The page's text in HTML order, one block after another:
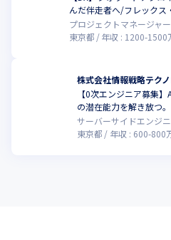
んだ伴走者へ/フレックス
プロジェクトマネージャー
東京都
年収 : 1200-1500
株式会社情報戦略テク
【0次エンジニア募集
の潜在能力を解き放つ。
サーバーサイドエンジ
東京都
年収 : 600-800